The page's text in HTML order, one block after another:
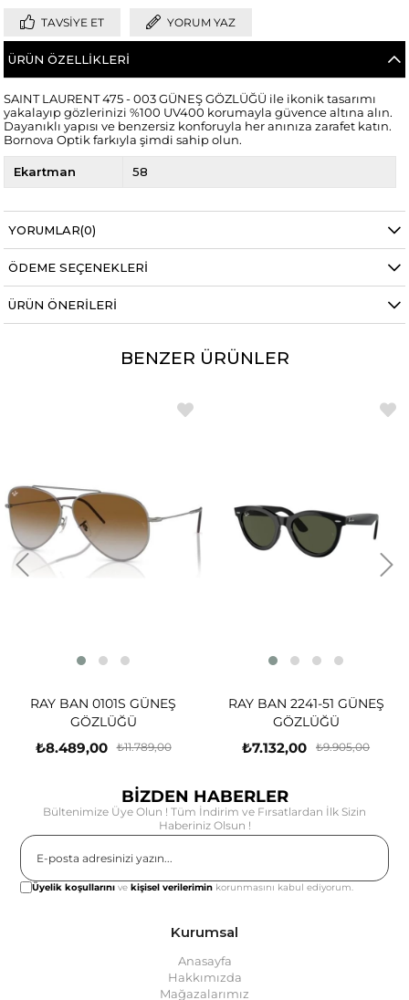
TAVSIYE ET YORUM YAZ
ÜRÜN ÖZELLIKLERI
SAINT LAURENT 475 - 003 GÜNEŞ GÖZLÜĞÜ ile ikonik tasarımı
yakalayıp gözlerinizi %100 UV400 korumayla güvence altına alın.
Dayanıklı yapısı ve benzersiz konforuyla her anınıza zarafet katın.
Bornova Optik farkıyla şimdi sahip olun.
Ekartman 58
YORUMLAR(0)
ÖDEME SEÇENEKLERI
ÜRÜN ÖNERILERI
BENZER ÜRÜNLER
RAY BAN 0101S GÜNEŞ
GÖZLÜĞÜ
₺8.489,00 ₺11.789,00
RAY BAN 2241-51 GÜNEŞ
GÖZLÜĞÜ
₺7.132,00 ₺9.905,00
BİZDEN HABERLER
Bültenimize Üye Olun ! Tüm İndirim ve Fırsatlardan İlk Sizin
Haberiniz Olsun !
Üyelik koşullarını vekişisel verilerimin korunmasını kabul ediyorum.
Kurumsal
Anasayfa
Hakkımızda
Mağazalarımız